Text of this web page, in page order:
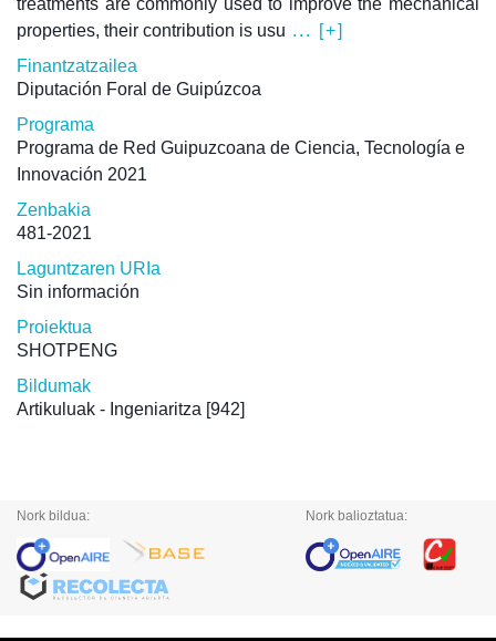
treatments are commonly used to improve the mechanical
properties, their contribution is usu ... [+]
Finantzatzailea
Diputación Foral de Guipúzcoa
Programa
Programa de Red Guipuzcoana de Ciencia, Tecnología e
Innovación 2021
Zenbakia
481-2021
Laguntzaren URIa
Sin información
Proiektua
SHOTPENG
Bildumak
Artikuluak - Ingeniaritza [942]
Nork bildua: Nork balioztatua: